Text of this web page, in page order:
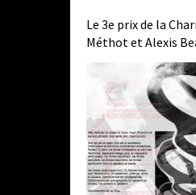
Le 3e prix de la
Méthot et Alexis